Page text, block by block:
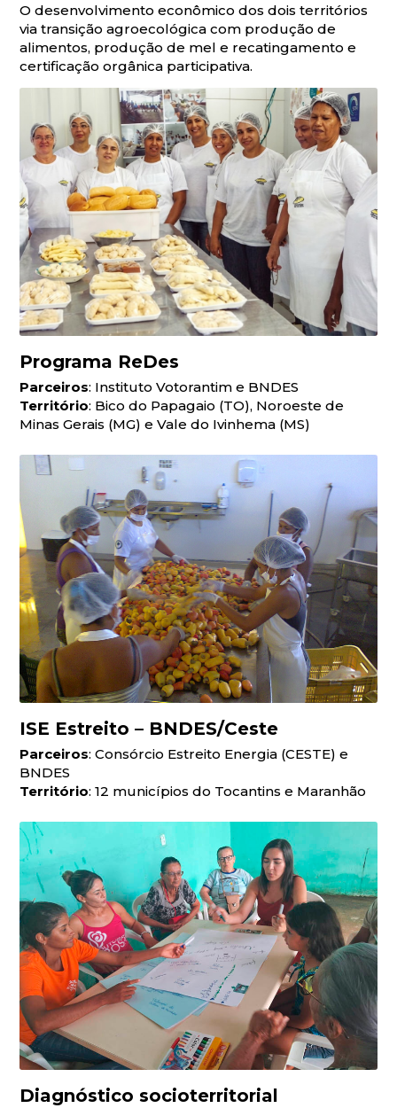
O desenvolvimento econômico dos dois territórios
via transição agroecológica com produção de
alimentos, produção de mel e recatingamento e
certificação orgânica participativa.
Programa ReDes
Parceiros: Instituto Votorantim e BNDES
Território: Bico do Papagaio (TO), Noroeste de
Minas Gerais (MG) e Vale do Ivinhema (MS)
ISE Estreito – BNDES/Ceste
Parceiros: Consórcio Estreito Energia (CESTE) e
BNDES
Território: 12 municípios do Tocantins e Maranhão
Diagnóstico socioterritorial